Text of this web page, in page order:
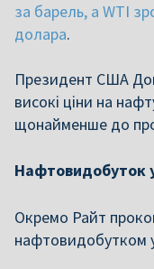
за барель, а WTI
долара.
Президент США
високі ціни на
щонайменше до
Нафтовидобуток
Окремо Райт
нафтовидобутком